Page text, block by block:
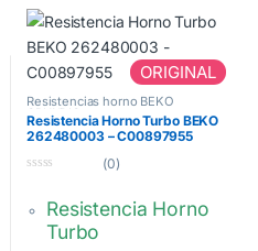
262900061,
C00912538
ORIGINAL
Resistencias horno BEKO
GRUNDIG
Resistencia Horno Turbo BEKO
262480003 – C00897955
e
(0)
Resistencia Horno
Turbo